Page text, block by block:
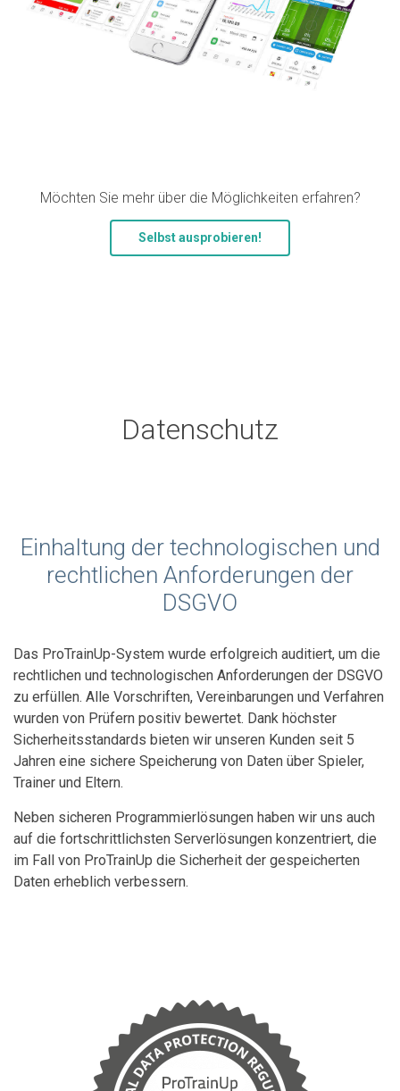
Möchten Sie mehr über die Möglichkeiten erfahren?
Selbst ausprobieren!
Datenschutz
Einhaltung der technologischen und
rechtlichen Anforderungen der
DSGVO
Das ProTrainUp-System wurde erfolgreich auditiert, um die
rechtlichen und technologischen Anforderungen der DSGVO
zu erfüllen. Alle Vorschriften, Vereinbarungen und Verfahren
wurden von Prüfern positiv bewertet. Dank höchster
Sicherheitsstandards bieten wir unseren Kunden seit 5
Jahren eine sichere Speicherung von Daten über Spieler,
Trainer und Eltern.
Neben sicheren Programmierlösungen haben wir uns auch
auf die fortschrittlichsten Serverlösungen konzentriert, die
im Fall von ProTrainUp die Sicherheit der gespeicherten
Daten erheblich verbessern.